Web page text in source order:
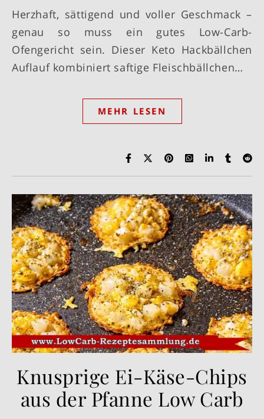
Herzhaft, sättigend und voller Geschmack –
genau so muss ein gutes Low-Carb-
Ofengericht sein. Dieser Keto Hackbällchen
Auflauf kombiniert saftige Fleischbällchen…
MEHR LESEN
Knusprige Ei-Käse-Chips
aus der Pfanne Low Carb